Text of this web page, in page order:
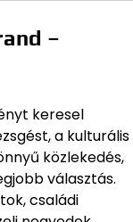
–
keresel
a kulturális
közlekedés,
választás.
családi